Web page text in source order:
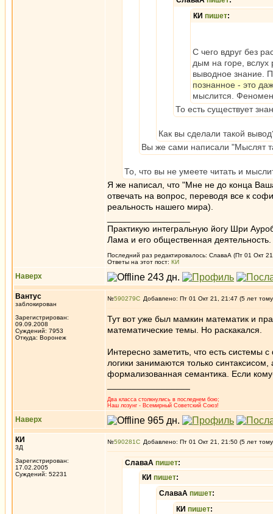
КИ пишет:
С чего вдруг без
дым на горе, вслух
выводное знание.
познанное - это
мыслится.
То есть существует
Как вы сделали такой
Вы же сами написали "Мыслят
То, что вы не умеете читать и
Я же написал, что "Мне не до конца
отвечать на вопрос, переводя все к
реальность нашего мира).
Практикую интегральную йогу Шри
Лама и его общественная деятельность.
Последний раз редактировалось: СлаваА (Пт 01 Окт
Ответы на этот пост: КИ
Наверх
Вантус
заблокирован
Зарегистрирован:
09.09.2008
Суждений: 7953
Откуда: Воронеж
№590279 Добавлено: Пт 01 Окт 21, 21:47 (5 лет
Тут вот уже был мамкин математик и
математические темы. Но раскакался.
Интересно заметить, что есть системы
логики занимаются только
формализованная семантика. Если
Два класса столкнулись в последнем бою;
Наш лозунг - Всемирный Советский Союз!
Наверх
КИ
3Д
Зарегистрирован:
17.02.2005
Суждений: 52231
№590281 Добавлено: Пт 01 Окт 21, 21:50 (5 лет
СлаваА пишет:
КИ пишет:
СлаваА пишет:
КИ пишет: